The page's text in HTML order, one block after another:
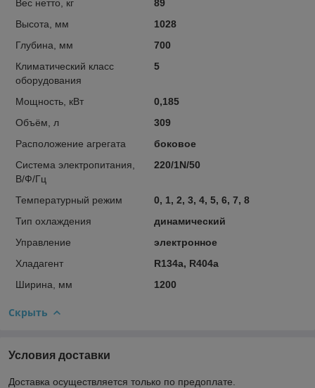
Вес нетто, кг
89
Высота, мм
1028
Глубина, мм
700
Климатический класс
оборудования
5
Мощность, кВт
0,185
Объём, л
309
Расположение агрегата
боковое
Система электропитания,
В/Ф/Гц
220/1N/50
Температурный режим
0, 1, 2, 3, 4, 5, 6, 7, 8
Тип охлаждения
динамический
Управление
электронное
Хладагент
R134a, R404a
Ширина, мм
1200
Скрыть
Условия доставки
Доставка осуществляется только по предоплате.